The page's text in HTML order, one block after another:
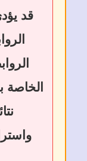
قد يؤدي
الروابط
الخاصة
نتائج